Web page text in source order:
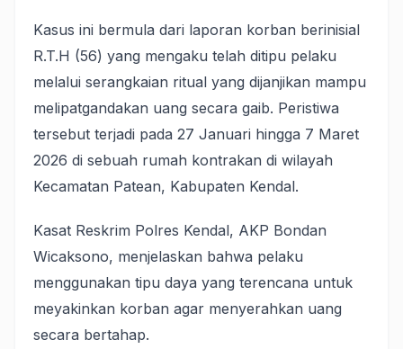
Kasus ini bermula dari laporan korban berinisial
R.T.H (56) yang mengaku telah ditipu pelaku
melalui serangkaian ritual yang dijanjikan mampu
melipatgandakan uang secara gaib. Peristiwa
tersebut terjadi pada 27 Januari hingga 7 Maret
2026 di sebuah rumah kontrakan di wilayah
Kecamatan Patean, Kabupaten Kendal.
Kasat Reskrim Polres Kendal, AKP Bondan
Wicaksono, menjelaskan bahwa pelaku
menggunakan tipu daya yang terencana untuk
meyakinkan korban agar menyerahkan uang
secara bertahap.